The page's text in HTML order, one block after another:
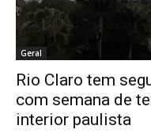
Geral
Rio Claro tem
com semana de
interior paulista